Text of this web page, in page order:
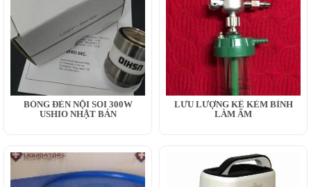
BÓNG ĐÈN NỘI SOI 300W
USHIO NHẬT BẢN
LƯU LƯỢNG KẾ KÈM BÌNH
LÀM ẨM